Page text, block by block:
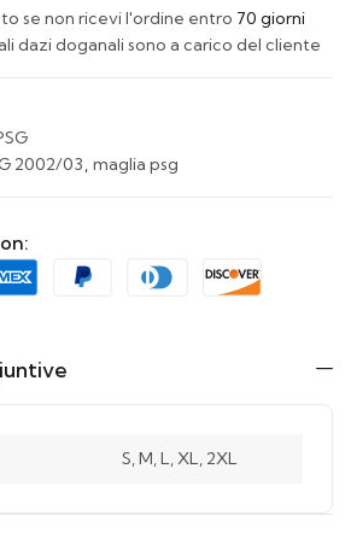
se non ricevi l'ordine entro 70 giorni
dazi doganali sono a carico del cliente
2002/03, maglia psg
S, M, L, XL, 2XL